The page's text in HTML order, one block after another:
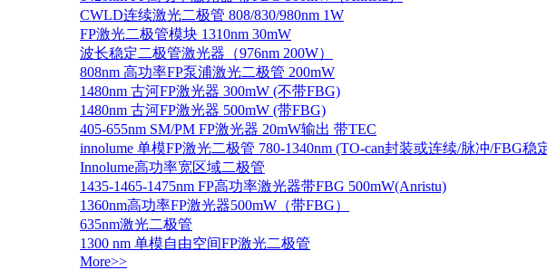
CWLD连续激光二极管 808/830/980nm 1W
FP激光二极管模块 1310nm 30mW
波长稳定二极管激光器（976nm 200W）
808nm 高功率FP泵浦激光二极管 200mW
1480nm 古河FP激光器 300mW (不带FBG)
1480nm 古河FP激光器 500mW (带FBG)
405-655nm SM/PM FP激光器 20mW输出 带TEC
innolume 单模FP激光二极管 780-1340nm (TO-can封装或连续/脉冲/FBG稳
Innolume高功率宽区域二极管
1435-1465-1475nm FP高功率激光器带FBG 500mW(Anristu)
1360nm高功率FP激光器500mW（带FBG）
635nm激光二极管
1300 nm 单模自由空间FP激光二极管
More>>